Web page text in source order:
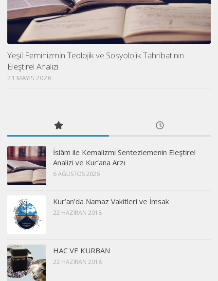
Yeşil Feminizmin Teolojik ve Sosyolojik Tahribatının
Eleştirel Analizi
21 MAYIS 2026
İslâm ile Kemalizmi Sentezlemenin Eleştirel
Analizi ve Kur’ana Arzı
6 AĞUSTOS 2026
Kur’an’da Namaz Vakitleri ve İmsak
22 HAZIRAN 2018
HAC VE KURBAN
22 HAZIRAN 2018